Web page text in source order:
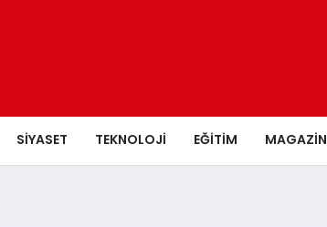
SIYASET TEKNOLOJI EĞITIM MAGAZIN